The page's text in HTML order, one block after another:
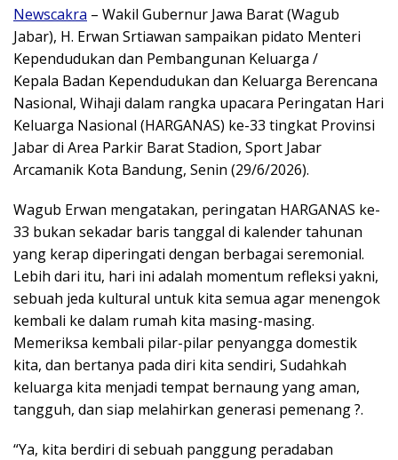
Newscakra – Wakil Gubernur Jawa Barat (Wagub
Jabar), H. Erwan Srtiawan sampaikan pidato Menteri
Kependudukan dan Pembangunan Keluarga /
Kepala Badan Kependudukan dan Keluarga Berencana
Nasional, Wihaji dalam rangka upacara Peringatan Hari
Keluarga Nasional (HARGANAS) ke-33 tingkat Provinsi
Jabar di Area Parkir Barat Stadion, Sport Jabar
Arcamanik Kota Bandung, Senin (29/6/2026).
Wagub Erwan mengatakan, peringatan HARGANAS ke-
33 bukan sekadar baris tanggal di kalender tahunan
yang kerap diperingati dengan berbagai seremonial.
Lebih dari itu, hari ini adalah momentum refleksi yakni,
sebuah jeda kultural untuk kita semua agar menengok
kembali ke dalam rumah kita masing-masing.
Memeriksa kembali pilar-pilar penyangga domestik
kita, dan bertanya pada diri kita sendiri, Sudahkah
keluarga kita menjadi tempat bernaung yang aman,
tangguh, dan siap melahirkan generasi pemenang ?.
“Ya, kita berdiri di sebuah panggung peradaban